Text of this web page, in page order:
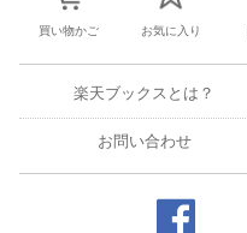
買い物かご お気に入り
楽天ブックスとは？
お問い合わせ